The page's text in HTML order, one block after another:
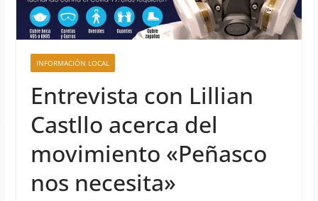
INFORMACIÓN LOCAL
Entrevista con Lillian
Castllo acerca del
movimiento «Peñasco
nos necesita»